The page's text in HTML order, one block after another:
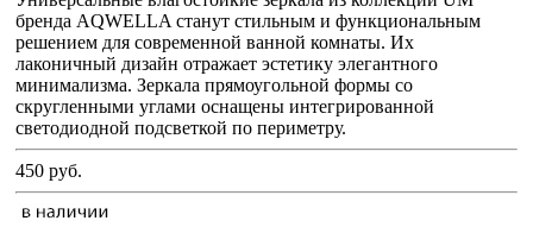
бренда AQWELLA станут стильным и функциональным
решением для современной ванной комнаты. Их
лаконичный дизайн отражает эстетику элегантного
минимализма. Зеркала прямоугольной формы со
скругленными углами оснащены интегрированной
светодиодной подсветкой по периметру.
450 руб.